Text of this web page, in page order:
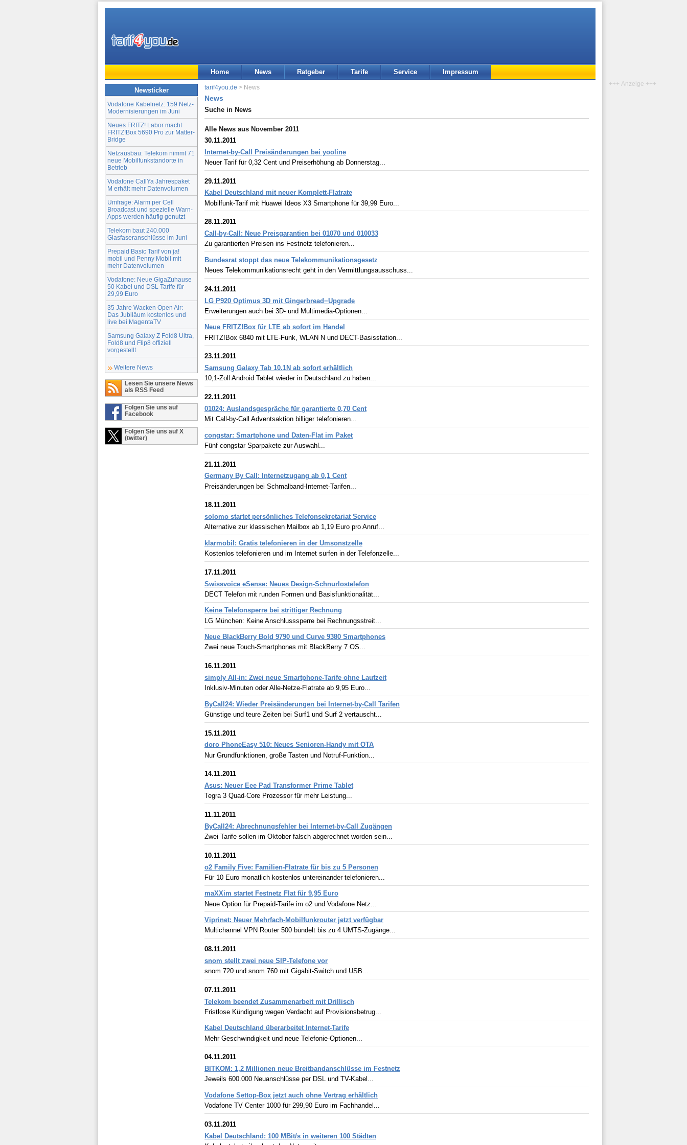
Home News Ratgeber Tarife Service Impressum
Newsticker
Vodafone Kabelnetz: 159 Netz-
Modernisierungen im Juni
Neues FRITZ! Labor macht
FRITZ!Box 5690 Pro zur Matter-
Bridge
Netzausbau: Telekom nimmt 71
neue Mobilfunkstandorte in
Betrieb
Vodafone CallYa Jahrespaket
M erhält mehr Datenvolumen
Umfrage: Alarm per Cell
Broadcast und spezielle Warn-
Apps werden häufig genutzt
Telekom baut 240.000
Glasfaseranschlüsse im Juni
Prepaid Basic Tarif von ja!
mobil und Penny Mobil mit
mehr Datenvolumen
Vodafone: Neue GigaZuhause
50 Kabel und DSL Tarife für
29,99 Euro
35 Jahre Wacken Open Air:
Das Jubiläum kostenlos und
live bei MagentaTV
Samsung Galaxy Z Fold8 Ultra,
Fold8 und Flip8 offiziell
vorgestellt
Weitere News
Lesen Sie unsere News
als RSS Feed
Folgen Sie uns auf
Facebook
Folgen Sie uns auf X
(twitter)
tarif4you.de > News
News
Suche in News
Alle News aus November 2011
30.11.2011
Internet-by-Call Preisänderungen bei yooline
Neuer Tarif für 0,32 Cent und Preiserhöhung ab Donnerstag...
29.11.2011
Kabel Deutschland mit neuer Komplett-Flatrate
Mobilfunk-Tarif mit Huawei Ideos X3 Smartphone für 39,99 Euro...
28.11.2011
Call-by-Call: Neue Preisgarantien bei 01070 und 010033
Zu garantierten Preisen ins Festnetz telefonieren...
Bundesrat stoppt das neue Telekommunikationsgesetz
Neues Telekommunikationsrecht geht in den Vermittlungsausschuss...
24.11.2011
LG P920 Optimus 3D mit Gingerbread−Upgrade
Erweiterungen auch bei 3D- und Multimedia-Optionen...
Neue FRITZ!Box für LTE ab sofort im Handel
FRITZ!Box 6840 mit LTE-Funk, WLAN N und DECT-Basisstation...
23.11.2011
Samsung Galaxy Tab 10.1N ab sofort erhältlich
10,1-Zoll Android Tablet wieder in Deutschland zu haben...
22.11.2011
01024: Auslandsgespräche für garantierte 0,70 Cent
Mit Call-by-Call Adventsaktion billiger telefonieren...
congstar: Smartphone und Daten-Flat im Paket
Fünf congstar Sparpakete zur Auswahl...
21.11.2011
Germany By Call: Internetzugang ab 0,1 Cent
Preisänderungen bei Schmalband-Internet-Tarifen...
18.11.2011
solomo startet persönliches Telefonsekretariat Service
Alternative zur klassischen Mailbox ab 1,19 Euro pro Anruf...
klarmobil: Gratis telefonieren in der Umsonstzelle
Kostenlos telefonieren und im Internet surfen in der Telefonzelle...
17.11.2011
Swissvoice eSense: Neues Design-Schnurlostelefon
DECT Telefon mit runden Formen und Basisfunktionalität...
Keine Telefonsperre bei strittiger Rechnung
LG München: Keine Anschlusssperre bei Rechnungsstreit...
Neue BlackBerry Bold 9790 und Curve 9380 Smartphones
Zwei neue Touch-Smartphones mit BlackBerry 7 OS...
16.11.2011
simply All-in: Zwei neue Smartphone-Tarife ohne Laufzeit
Inklusiv-Minuten oder Alle-Netze-Flatrate ab 9,95 Euro...
ByCall24: Wieder Preisänderungen bei Internet-by-Call Tarifen
Günstige und teure Zeiten bei Surf1 und Surf 2 vertauscht...
15.11.2011
doro PhoneEasy 510: Neues Senioren-Handy mit OTA
Nur Grundfunktionen, große Tasten und Notruf-Funktion...
14.11.2011
Asus: Neuer Eee Pad Transformer Prime Tablet
Tegra 3 Quad-Core Prozessor für mehr Leistung...
11.11.2011
ByCall24: Abrechnungsfehler bei Internet-by-Call Zugängen
Zwei Tarife sollen im Oktober falsch abgerechnet worden sein...
10.11.2011
o2 Family Five: Familien-Flatrate für bis zu 5 Personen
Für 10 Euro monatlich kostenlos untereinander telefonieren...
maXXim startet Festnetz Flat für 9,95 Euro
Neue Option für Prepaid-Tarife im o2 und Vodafone Netz...
Viprinet: Neuer Mehrfach-Mobilfunkrouter jetzt verfügbar
Multichannel VPN Router 500 bündelt bis zu 4 UMTS-Zugänge...
08.11.2011
snom stellt zwei neue SIP-Telefone vor
snom 720 und snom 760 mit Gigabit-Switch und USB...
07.11.2011
Telekom beendet Zusammenarbeit mit Drillisch
Fristlose Kündigung wegen Verdacht auf Provisionsbetrug...
Kabel Deutschland überarbeitet Internet-Tarife
Mehr Geschwindigkeit und neue Telefonie-Optionen...
04.11.2011
BITKOM: 1,2 Millionen neue Breitbandanschlüsse im Festnetz
Jeweils 600.000 Neuanschlüsse per DSL und TV-Kabel...
Vodafone Settop-Box jetzt auch ohne Vertrag erhältlich
Vodafone TV Center 1000 für 299,90 Euro im Fachhandel...
03.11.2011
Kabel Deutschland: 100 MBit/s in weiteren 100 Städten
+++ Anzeige +++